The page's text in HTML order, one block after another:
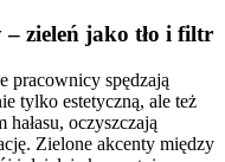
– zieleń jako tło i filtr
pracownicy spędzają
tylko estetyczną, ale też
oczyszczają
Zielone akcenty między